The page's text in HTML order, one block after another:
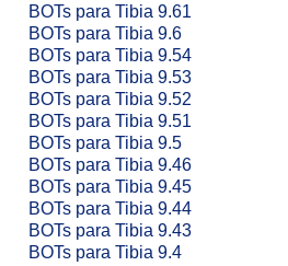
BOTs para Tibia 9.61
BOTs para Tibia 9.6
BOTs para Tibia 9.54
BOTs para Tibia 9.53
BOTs para Tibia 9.52
BOTs para Tibia 9.51
BOTs para Tibia 9.5
BOTs para Tibia 9.46
BOTs para Tibia 9.45
BOTs para Tibia 9.44
BOTs para Tibia 9.43
BOTs para Tibia 9.4